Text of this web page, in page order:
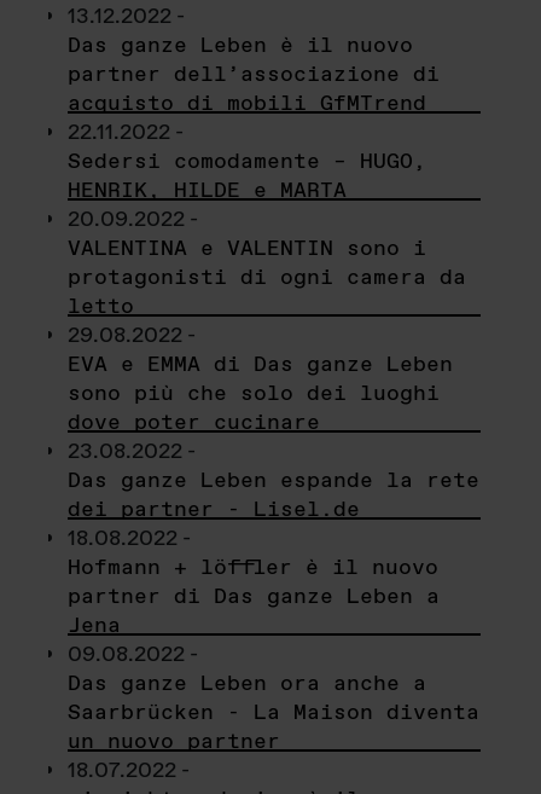
13.12.2022 -
Das ganze Leben è il nuovo
partner dell’associazione di
acquisto di mobili GfMTrend
22.11.2022 -
Sedersi comodamente – HUGO,
HENRIK, HILDE e MARTA
20.09.2022 -
VALENTINA e VALENTIN sono i
protagonisti di ogni camera da
letto
29.08.2022 -
EVA e EMMA di Das ganze Leben
sono più che solo dei luoghi
dove poter cucinare
23.08.2022 -
Das ganze Leben espande la rete
dei partner - Lisel.de
18.08.2022 -
Hofmann + löffler è il nuovo
partner di Das ganze Leben a
Jena
09.08.2022 -
Das ganze Leben ora anche a
Saarbrücken - La Maison diventa
un nuovo partner
18.07.2022 -